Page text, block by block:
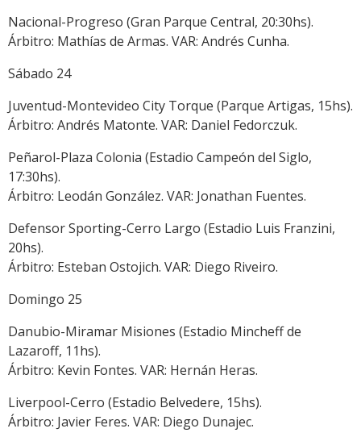
Nacional-Progreso (Gran Parque Central, 20:30hs).
Árbitro: Mathías de Armas. VAR: Andrés Cunha.
Sábado 24
Juventud-Montevideo City Torque (Parque Artigas, 15hs).
Árbitro: Andrés Matonte. VAR: Daniel Fedorczuk.
Peñarol-Plaza Colonia (Estadio Campeón del Siglo,
17:30hs).
Árbitro: Leodán González. VAR: Jonathan Fuentes.
Defensor Sporting-Cerro Largo (Estadio Luis Franzini,
20hs).
Árbitro: Esteban Ostojich. VAR: Diego Riveiro.
Domingo 25
Danubio-Miramar Misiones (Estadio Mincheff de
Lazaroff, 11hs).
Árbitro: Kevin Fontes. VAR: Hernán Heras.
Liverpool-Cerro (Estadio Belvedere, 15hs).
Árbitro: Javier Feres. VAR: Diego Dunajec.